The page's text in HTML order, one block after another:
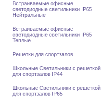
Встраиваемые офисные
светодиодные светильники IP65
Нейтральные
Встраиваемые офисные
светодиодные светильники IP65
Теплые
Решетки для спортзалов
Школьные Светильники с решеткой
для спортзалов IP44
Школьные Светильники с решеткой
для спортзалов IP65